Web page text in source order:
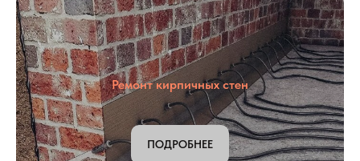
ПОДРОБНЕЕ